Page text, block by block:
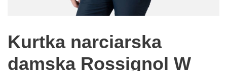
Kurtka narciarska
damska Rossignol W